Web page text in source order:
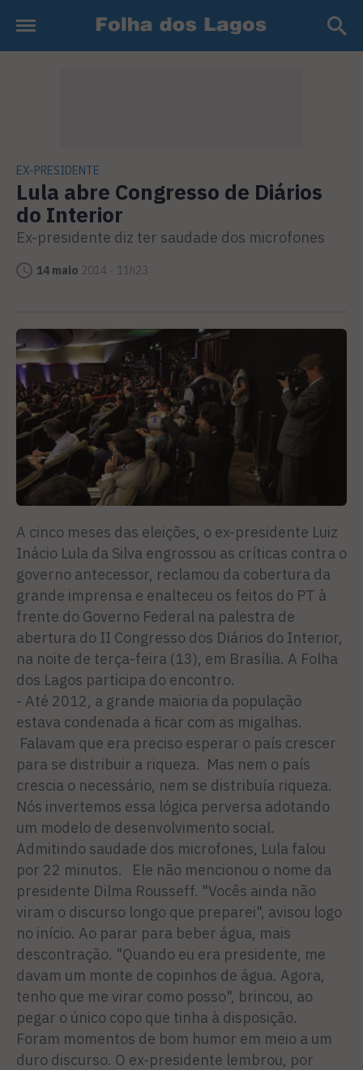
EX-PRESIDENTE
Lula abre Congresso de Diários
do Interior
Ex-presidente diz ter saudade dos microfones
14 maio 2014 - 11h23
A cinco meses das eleições, o ex-presidente Luiz
Inácio Lula da Silva engrossou as críticas contra o
governo antecessor, reclamou da cobertura da
grande imprensa e enalteceu os feitos do PT à
frente do Governo Federal na palestra de
abertura do II Congresso dos Diários do Interior,
na noite de terça-feira (13), em Brasília. A Folha
dos Lagos participa do encontro.
- Até 2012, a grande maioria da população
estava condenada a ficar com as migalhas.
Falavam que era preciso esperar o país crescer
para se distribuir a riqueza. Mas nem o país
crescia o necessário, nem se distribuía riqueza.
Nós invertemos essa lógica perversa adotando
um modelo de desenvolvimento social.
Admitindo saudade dos microfones, Lula falou
por 22 minutos. Ele não mencionou o nome da
presidente Dilma Rousseff. "Vocês ainda não
viram o discurso longo que preparei", avisou logo
no início. Ao parar para beber água, mais
descontração. "Quando eu era presidente, me
davam um monte de copinhos de água. Agora,
tenho que me virar como posso", brincou, ao
pegar o único copo que tinha à disposição.
Foram momentos de bom humor em meio a um
duro discurso. O ex-presidente lembrou, por